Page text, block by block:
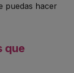
puedas hacer
que